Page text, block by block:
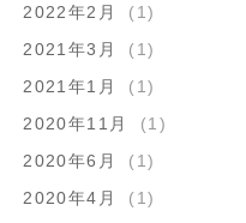
2022年2月
(1)
2021年3月
(1)
2021年1月
(1)
2020年11月
(1)
2020年6月
(1)
2020年4月
(1)